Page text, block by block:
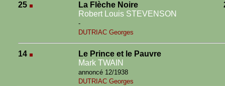
25
La Flèche Noire
Robert Louis STEVENSON
-
DUTRIAC Georges
14
Le Prince et le Pauvre
Mark TWAIN
annoncé 12/1938
DUTRIAC Georges